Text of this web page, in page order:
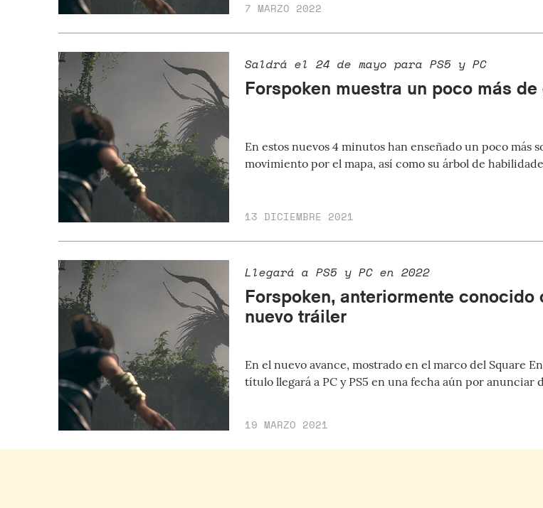
7 MARZO 2022
Saldrá el 24 de mayo para PS5 y PC
Forspoken muestra un poco más
En estos nuevos 4 minutos han enseñado un poco más
movimiento por el mapa, así como su árbol de
13 DICIEMBRE 2021
Llegará a PS5 y PC en 2022
Forspoken, anteriormente
nuevo tráiler
En el nuevo avance, mostrado en el marco del Square
título llegará a PC y PS5 en una fecha aún por anunciar
19 MARZO 2021